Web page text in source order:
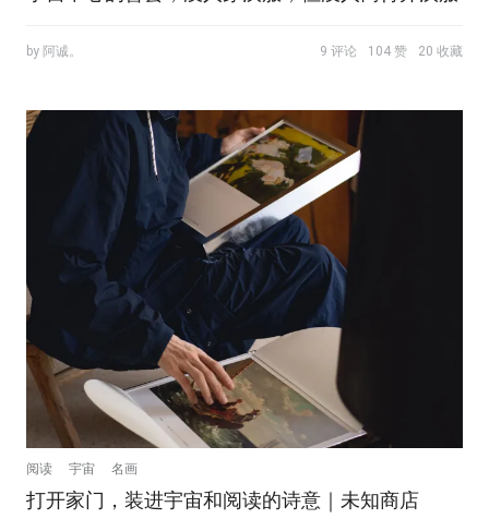
by 阿诚。 9 评论 104 赞 20 收藏
阅读 宇宙 名画
打开家门，装进宇宙和阅读的诗意｜未知商店